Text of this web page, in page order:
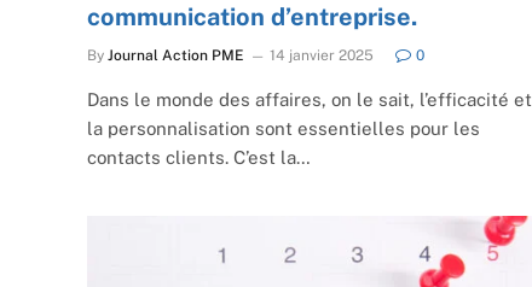
communication d’entreprise.
By Journal Action PME 14 janvier 2025 0
Dans le monde des affaires, on le sait, l’efficacité et
la personnalisation sont essentielles pour les
contacts clients. C’est la…